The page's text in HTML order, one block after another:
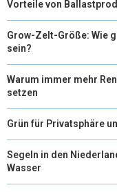
Vorteile von
Grow-Zelt-Größe: Wie
sein?
Warum immer mehr
setzen
Grün für Privatsphäre
Segeln in den
Wasser